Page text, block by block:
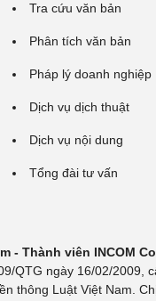
Tra cứu văn bản
Phân tích văn bản
Pháp lý doanh nghiệp
Dịch vụ dịch thuật
Dịch vụ nội dung
Tổng đài tư vấn
- Thành viên INCOM
QTG ngày 16/02/2009,
thông Luật Việt Nam.